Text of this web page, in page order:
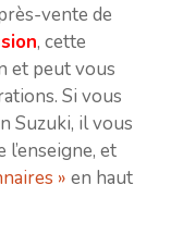
vente de
, cette
et peut vous
Si vous
Suzuki, il vous
et
» en haut